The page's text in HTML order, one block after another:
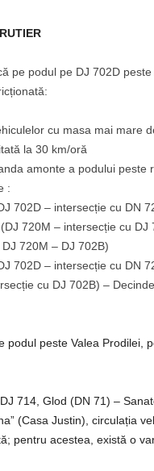
pe podul pe DJ 702D
cu masa mai mare
la 30 km/oră
amonte a podului peste
:
702D – intersecție cu DN
720M – intersecție cu
720M – DJ 702B)
702D – intersecție cu DN
cu DJ 702B) –
podul peste Valea Prodilei,
714, Glod (DN 71) –
(Casa Justin), circulația
pentru acestea, există o